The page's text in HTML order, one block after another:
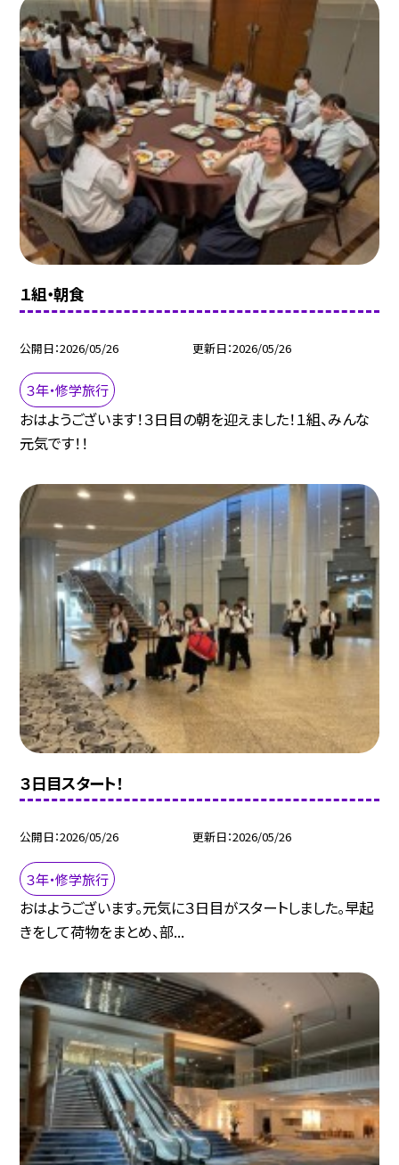
１組・朝食
公開日 2026/05/26 更新日 2026/05/26
３年・修学旅行
おはようございます！３日目の朝を迎えました！１組、みんな
元気です！！
３日目スタート！
公開日 2026/05/26 更新日 2026/05/26
３年・修学旅行
おはようございます。元気に３日目がスタートしました。早起
きをして荷物をまとめ、部...